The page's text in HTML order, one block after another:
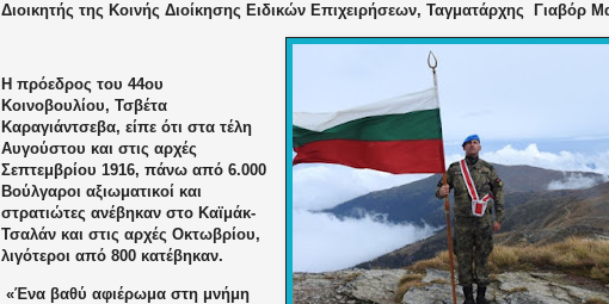
Διοικητής της Κοινής Διοίκησης Ειδικών Επιχειρήσεων, Ταγματάρχης
Γιαβόρ
Η πρόεδρος του 44ου
Κοινοβουλίου, Τσβέτα
Καραγιάντσεβα, είπε ότι στα τέλη
Αυγούστου και στις αρχές
Σεπτεμβρίου 1916, πάνω από 6.000
Βούλγαροι αξιωματικοί και
στρατιώτες ανέβηκαν στο Καϊμάκ-
Τσαλάν και στις αρχές Οκτωβρίου,
λιγότεροι από 800 κατέβηκαν.
«Ένα βαθύ αφιέρωμα στη μνήμη